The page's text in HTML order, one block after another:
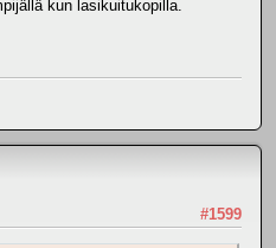
kun lasikuitukopilla.
#1599